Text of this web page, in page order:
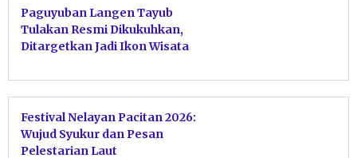
Paguyuban Langen Tayub
Tulakan Resmi Dikukuhkan,
Ditargetkan Jadi Ikon Wisata
Festival Nelayan Pacitan 2026:
Wujud Syukur dan Pesan
Pelestarian Laut